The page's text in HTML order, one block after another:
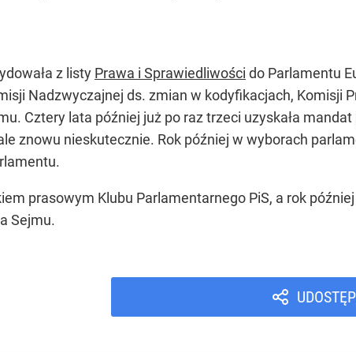
z listy Prawa i Sprawiedliwości do Parlamentu
Nadzwyczajnej ds. zmian w kodyfikacjach, Komisji
Cztery lata później już po raz trzeci uzyskała
znowu nieskutecznie. Rok później w wyborach
prasowym Klubu Parlamentarnego PiS, a rok
Sejmu.